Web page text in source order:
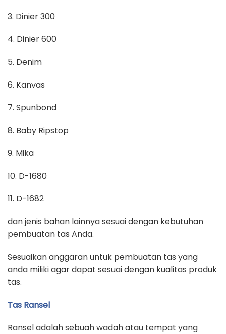
3. Dinier 300
4. Dinier 600
5. Denim
6. Kanvas
7. Spunbond
8. Baby Ripstop
9. Mika
10. D-1680
11. D-1682
dan jenis bahan lainnya sesuai dengan kebutuhan
pembuatan tas Anda.
Sesuaikan anggaran untuk pembuatan tas yang
anda miliki agar dapat sesuai dengan kualitas produk
tas.
Tas Ransel
Ransel adalah sebuah wadah atau tempat yang